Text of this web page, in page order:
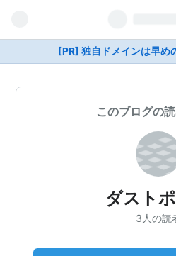
[PR] 独自ドメインは早め
このブログの
ダスト
3人の読